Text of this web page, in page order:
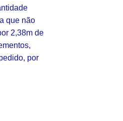
que não
2,38m de
por